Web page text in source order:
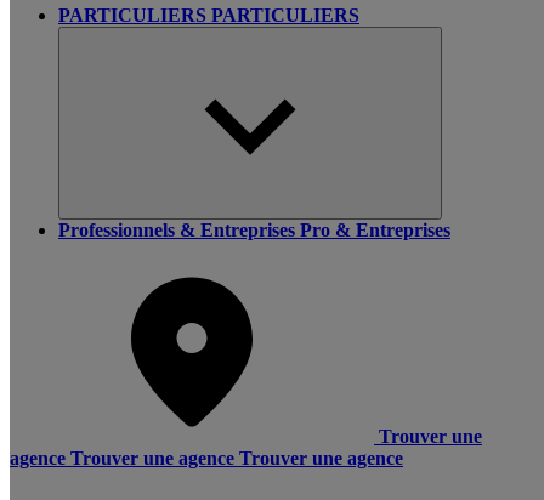
PARTICULIERS PARTICULIERS
Professionnels & Entreprises Pro & Entreprises
Trouver une
agence Trouver une agence Trouver une agence